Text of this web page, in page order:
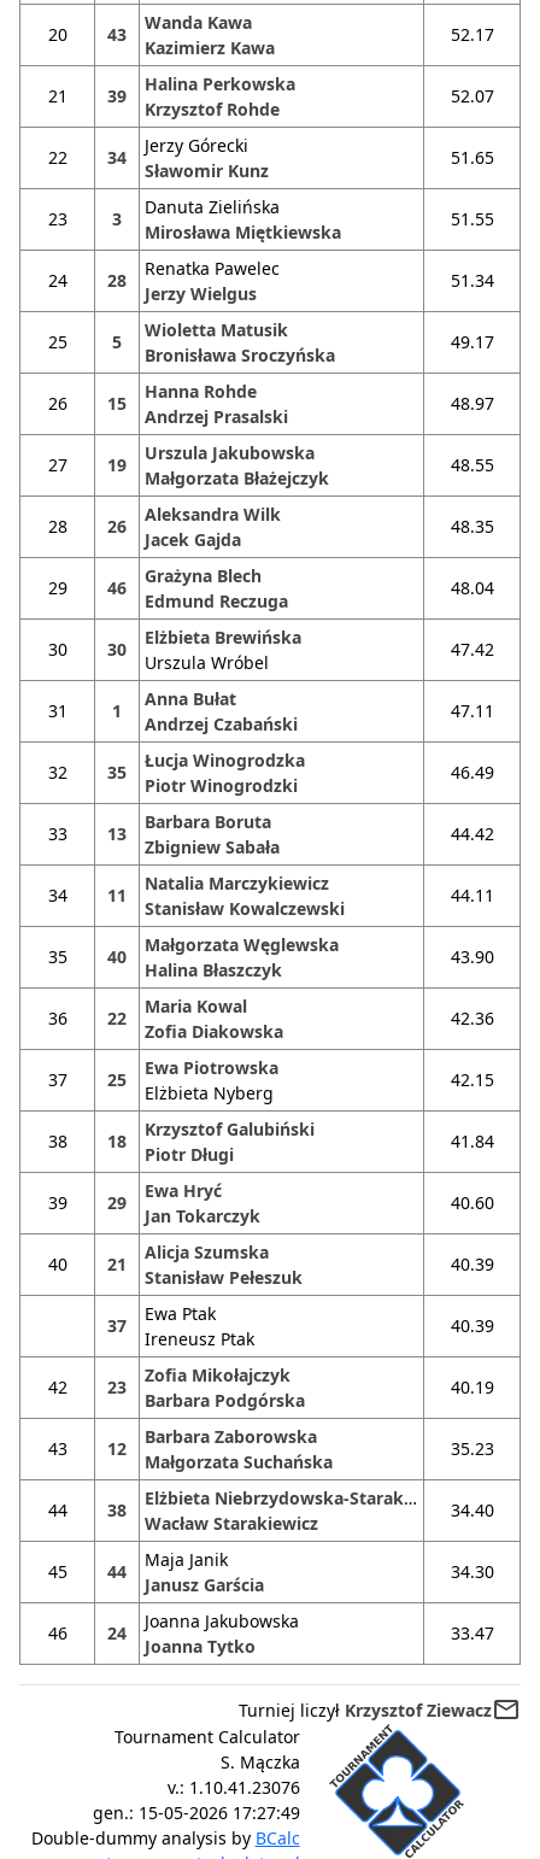
20 43
Wanda Kawa
Kazimierz Kawa
52.17
21 39
Halina Perkowska
Krzysztof Rohde
52.07
22 34
Jerzy Górecki
Sławomir Kunz
51.65
23 3
Danuta Zielińska
Mirosława Miętkiewska
51.55
24 28
Renatka Pawelec
Jerzy Wielgus
51.34
25 5
Wioletta Matusik
Bronisława Sroczyńska
49.17
26 15
Hanna Rohde
Andrzej Prasalski
48.97
27 19
Urszula Jakubowska
Małgorzata Błażejczyk
48.55
28 26
Aleksandra Wilk
Jacek Gajda
48.35
29 46
Grażyna Blech
Edmund Reczuga
48.04
30 30
Elżbieta Brewińska
Urszula Wróbel
47.42
31 1
Anna Bułat
Andrzej Czabański
47.11
32 35
Łucja Winogrodzka
Piotr Winogrodzki
46.49
33 13
Barbara Boruta
Zbigniew Sabała
44.42
34 11
Natalia Marczykiewicz
Stanisław Kowalczewski
44.11
35 40
Małgorzata Węglewska
Halina Błaszczyk
43.90
36 22
Maria Kowal
Zofia Diakowska
42.36
37 25
Ewa Piotrowska
Elżbieta Nyberg
42.15
38 18
Krzysztof Galubiński
Piotr Długi
41.84
39 29
Ewa Hryć
Jan Tokarczyk
40.60
40 21
Alicja Szumska
Stanisław Pełeszuk
40.39
37
Ewa Ptak
Ireneusz Ptak
40.39
42 23
Zofia Mikołajczyk
Barbara Podgórska
40.19
43 12
Barbara Zaborowska
Małgorzata Suchańska
35.23
44 38
Elżbieta Niebrzydowska-Starakiewicz
Wacław Starakiewicz
34.40
45 44
Maja Janik
Janusz Garścia
34.30
46 24
Joanna Jakubowska
Joanna Tytko
33.47
Turniej liczył Krzysztof Ziewaczmail_outline
Tournament Calculator
S. Mączka
v.: 1.10.41.23076
gen.: 15-05-2026 17:27:49
Double-dummy analysis by BCalc